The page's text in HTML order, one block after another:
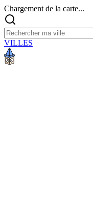
Chargement de la carte...
VILLES